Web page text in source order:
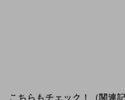
こちらもチェック！（関連記